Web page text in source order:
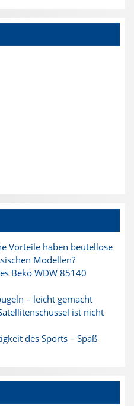
Vorteile haben beutellose
Modellen?
Beko WDW 85140
– leicht gemacht
ist nicht
des Sports – Spaß